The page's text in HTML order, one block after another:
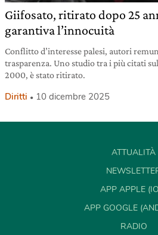
Giifosato, ritirato dopo 25
garantiva l’innocuità
Conflitto d’interesse palesi, autori
trasparenza. Uno studio tra i più citati
2000, è stato ritirato.
Diritti 10 dicembre 2025
ATTUALITÀ
APP APPLE
APP GOOGLE
RADIO